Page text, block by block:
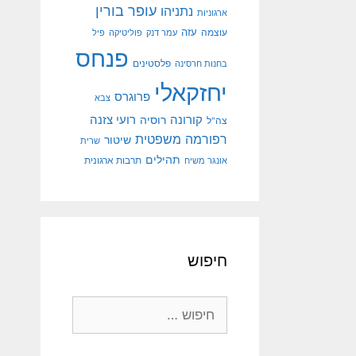
ארגוניות נתניהו עופר בורין
עוצמה עזה עמר דנק פוליטיקה פיל
בחנות חרסינה פלסטינים פנחס
יחזקאלי פרוגרס צבא
צה"ל קורונה רוסיה רועי צזנה
רפורמה משפטית שיטור שרית
אונגר משיח תהילים תרבות ארגונית
חיפוש